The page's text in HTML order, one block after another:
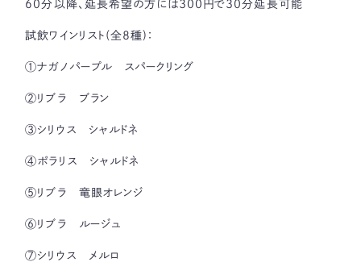
60分以降、延長希望の方には300円で30分延長可能
試飲ワインリスト(全8種)：
①ナガノパープル スパークリング
②リブラ ブラン
③シリウス シャルドネ
④ポラリス シャルドネ
⑤リブラ 竜眼オレンジ
⑥リブラ ルージュ
⑦シリウス メルロ